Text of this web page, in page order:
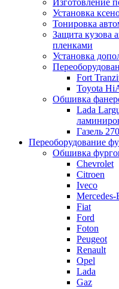
Установка
Тонировка
Защита кузова
пленками
Установка
Fort
Toyota
Обшивка
Lada
Газель
Переоборудование
Обшивка
Chevrolet
Citroen
Iveco
Fiat
Ford
Foton
Peugeot
Renault
Opel
Lada
Gaz